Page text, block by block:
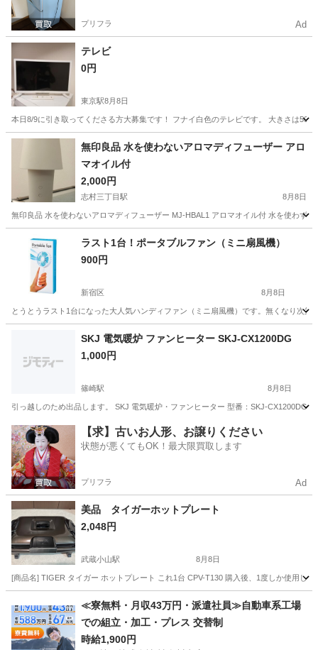
プリフラ Ad
テレビ
0円
東京駅8月8日
本日8/9に引き取ってくださる方大募集です！ フナイ白色のテレビです。 大きさは50
東京 中央区 東京駅 テレビ
無印良品 水を使わないアロマディフューザー アロ
マオイル付
2,000円
志村三丁目駅 8月8日
無印良品 水を使わないアロマディフューザー MJ-HBAL1 アロマオイル付 水を使わず
東京 板橋区 志村三丁目駅 生活家電
ラスト1台！ポータブルファン（ミニ扇風機）
900円
新宿区 8月8日
とうとうラスト1台になった大人気ハンディファン（ミニ扇風機）です。無くなり次
季節、空調家電
SKJ 電気暖炉 ファンヒーター SKJ-CX1200DG
1,000円
篠崎駅 8月8日
引っ越しのため出品します。 SKJ 電気暖炉・ファンヒーター 型番：SKJ-CX1200DG
東京 江戸川区 篠崎駅 季節、空調家電 SKJ
【求】古いお人形、お譲りください
状態が悪くてもOK！最大限買取します
プリフラ Ad
美品 タイガーホットプレート
2,048円
武蔵小山駅 8月8日
[商品名] TIGER タイガー ホットプレート これ1台 CPV-T130 購入後、1度しか使用し
武蔵小山駅 キッチン家電 タイガー
≪寮無料・月収43万円・派遣社員≫自動車系工場
での組立・加工・プレス 交替制
時給1,900円